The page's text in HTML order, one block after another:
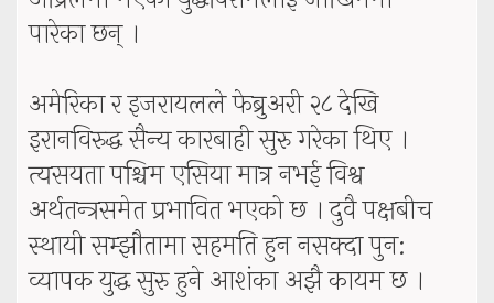
पारेका छन् ।
अमेरिका र इजरायलले फेब्रुअरी २८ देखि
इरानविरुद्ध सैन्य कारबाही सुरु गरेका थिए ।
त्यसयता पश्चिम एसिया मात्र नभई विश्व
अर्थतन्त्रसमेत प्रभावित भएको छ । दुवै पक्षबीच
स्थायी सम्झौतामा सहमति हुन नसक्दा पुन:
व्यापक युद्ध सुरु हुने आशंका अझै कायम छ ।